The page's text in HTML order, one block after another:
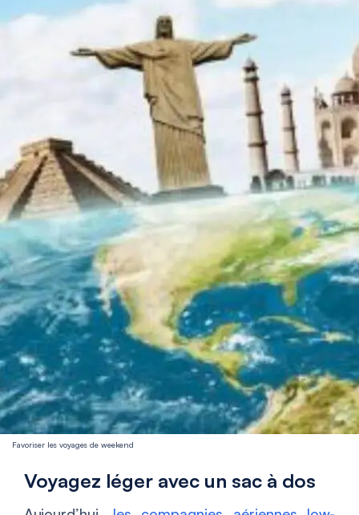
Favoriser les voyages de weekend
Voyagez léger avec un sac à dos